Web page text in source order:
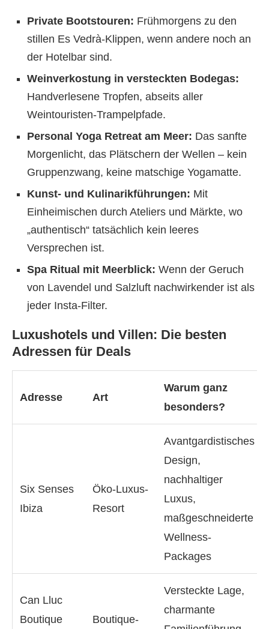
Private Bootstouren: Frühmorgens zu den
stillen Es Vedrà-Klippen, wenn andere noch an
der Hotelbar sind.
Weinverkostung in versteckten Bodegas:
Handverlesene Tropfen, abseits aller
Weintouristen-Trampelpfade.
Personal Yoga Retreat am Meer: Das sanfte
Morgenlicht, das Plätschern der Wellen – kein
Gruppenzwang, keine matschige Yogamatte.
Kunst- und Kulinarikführungen: Mit
Einheimischen durch Ateliers und Märkte, wo
„authentisch“ tatsächlich kein leeres
Versprechen ist.
Spa Ritual mit Meerblick: Wenn der Geruch
von Lavendel und Salzluft nachwirkender ist als
jeder Insta-Filter.
Luxushotels und Villen: Die besten
Adressen für Deals
Adresse Art
Warum ganz
besonders?
Six Senses
Ibiza
Öko-Luxus-
Resort
Avantgardistisches
Design,
nachhaltiger
Luxus,
maßgeschneiderte
Wellness-
Packages
Can Lluc
Boutique
Boutique-
Versteckte Lage,
charmante